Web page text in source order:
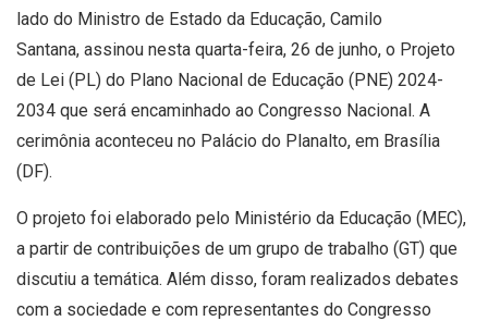
lado do Ministro de Estado da Educação, Camilo
Santana, assinou nesta quarta-feira, 26 de junho, o Projeto
de Lei (PL) do Plano Nacional de Educação (PNE) 2024-
2034 que será encaminhado ao Congresso Nacional. A
cerimônia aconteceu no Palácio do Planalto, em Brasília
(DF).
O projeto foi elaborado pelo Ministério da Educação (MEC),
a partir de contribuições de um grupo de trabalho (GT) que
discutiu a temática. Além disso, foram realizados debates
com a sociedade e com representantes do Congresso